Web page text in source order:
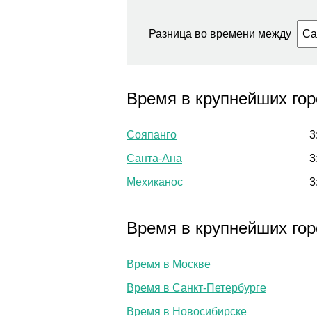
Разница во времени между
Время в крупнейших
Сояпанго
Санта-Ана
Мехиканос
Время в крупнейших
Время в Москве
Время в Санкт-Петербурге
Время в Новосибирске